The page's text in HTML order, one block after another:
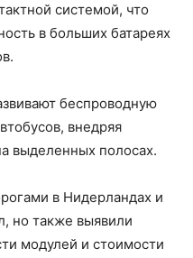
системой, что
в больших батареях
беспроводную
внедряя
выделенных полосах.
в Нидерландах и
но также выявили
модулей и стоимости